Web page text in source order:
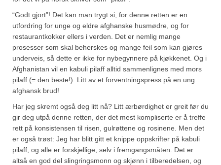
“Godt gjort”! Det kan man trygt si, for denne retten er en
utfordring for unge og eldre afghanske husmødre, og for
restaurantkokker ellers i verden. Det er nemlig mange
prosesser som skal beherskes og mange feil som kan gjøres
underveis, så dette er ikke for nybegynnere på kjøkkenet. Og i
Afghanistan vil en kabuli pilaff alltid sammenlignes med mors
pilaff (= den beste!). Litt av et forventningspress på en ung
afghansk brud!
Har jeg skremt også deg litt nå? Litt ærbørdighet er greit før du
gir deg utpå denne retten, der det mest kompliserte er å treffe
rett på konsistensen til risen, gulrøttene og rosinene. Men det
er også trøst: Jeg har blitt gitt et knippe oppskrifter på kabuli
pilaff, og alle er forskjellige, selv i fremgangsmåten. Det er
altså en god del slingringsmonn og skjønn i tilberedelsen, og